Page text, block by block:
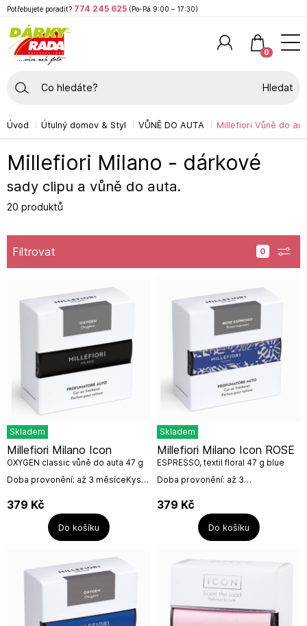
Úvod Útulný domov & Styl VŮNĚ DO AUTA Millefiori Vůně do
Millefiori Milano - dárkové
sady clipu a vůně do auta.
20 produktů
Filtrovat
Skladem
Doba provonění: až 3 měsíceKyslík
charakterizují balzámové tóny a
vůně citrónové kůry a...
Millefiori Milano Icon
OXYGEN classic vůně do auta 47 g
379 Kč
Do košíku
Skladem
Doba provonění: až 3
kompozice vás nejprve jemně
provede k srdci vůně, kde se
snoubí výrazná vůně...
Millefiori Milano Icon ROSE
ESPRESSO, textil floral 47 g blue
379 Kč
Do košíku
Potřebujete poradit? 774 245 625 (Po-Pá 9:00 – 17:30)
0
Hledat